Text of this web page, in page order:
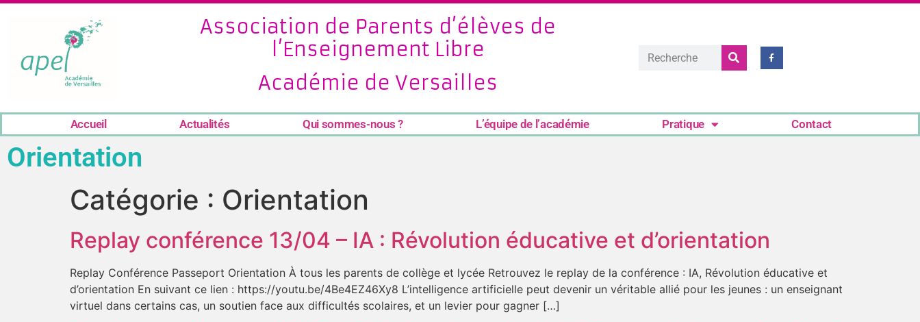
Association de Parents d’élèves de
l’Enseignement Libre
Académie de Versailles
Accueil Actualités Qui sommes-nous ? L’équipe de l’académie Pratique Contact
Orientation
Catégorie : Orientation
Replay conférence 13/04 – IA : Révolution éducative et d’orientation
Replay Conférence Passeport Orientation À tous les parents de collège et lycée Retrouvez le replay de la conférence : IA, Révolution éducative et
d’orientation En suivant ce lien : https://youtu.be/4Be4EZ46Xy8 L’intelligence artificielle peut devenir un véritable allié pour les jeunes : un enseignant
virtuel dans certains cas, un soutien face aux difficultés scolaires, et un levier pour gagner […]